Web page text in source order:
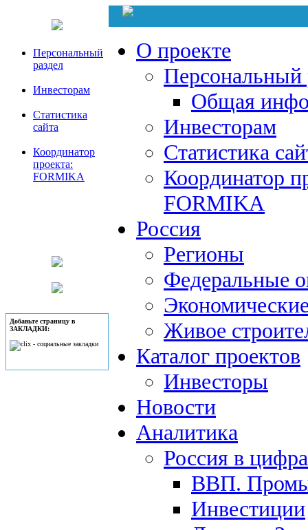
Персональный
раздел
Инвесторам
Статистика
сайта
Координатор
проекта:
FORMIKA
Добавьте страницу в
ЗАКЛАДКИ:
О проекте
Персональный
Общая
Инвесторам
Статистика
Координатор
FORMIKA
Россия
Регионы
Федеральные
Живое
Каталог проектов
Инвесторы
Новости
Аналитика
Россия в
ВВП.
Инвестиции